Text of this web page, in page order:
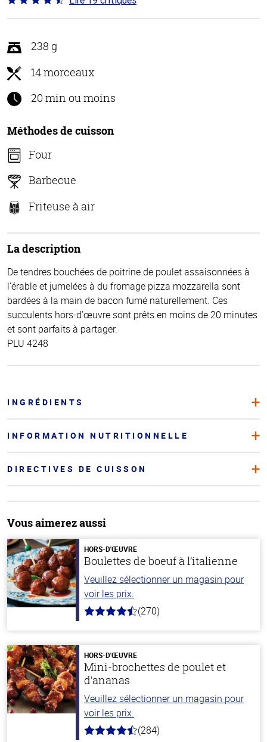
4.3 sur
238 g
14 morceaux
20 min ou moins
Méthodes de cuisson
Four
Barbecue
Friteuse à air
La description
De tendres bouchées de poitrine de poulet assaisonnées à
l’érable et jumelées à du fromage pizza mozzarella sont
bardées à la main de bacon fumé naturellement. Ces
succulents hors-d’œuvre sont prêts en moins de 20 minutes
et sont parfaits à partager.
PLU 4248
INGRÉDIENTS
INFORMATION NUTRITIONNELLE
DIRECTIVES DE CUISSON
Vous aimerez aussi
HORS-D'ŒUVRE
Boulettes de boeuf à l’italienne
Veuillez sélectionner un magasin pour
voir les prix.
4.5
stars
(270)
HORS-D'ŒUVRE
Mini-brochettes de poulet et
d’ananas
Veuillez sélectionner un magasin pour
voir les prix.
4.6
(284)